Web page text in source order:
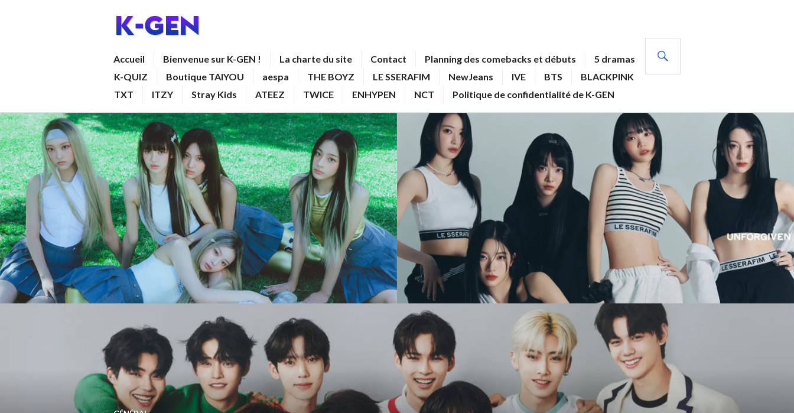
Accueil Bienvenue sur K-GEN ! La charte du site Contact Planning des comebacks et débuts
5 dramas
K-QUIZ
Boutique TAIYOU aespa THE BOYZ LE SSERAFIM NewJeans IVE BTS
BLACKPINK
TXT
ITZY Stray Kids ATEEZ TWICE ENHYPEN NCT Politique de confidentialité de K-GEN